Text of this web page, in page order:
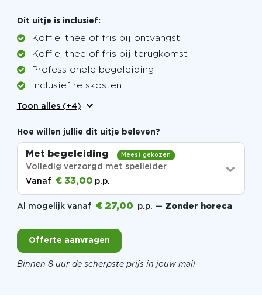
Dit uitje is inclusief:
Koffie, thee of fris bij ontvangst
Koffie, thee of fris bij terugkomst
Professionele begeleiding
Inclusief reiskosten
Toon alles (+4)
Hoe willen jullie dit uitje beleven?
Met begeleiding Meest gekozen
Volledig verzorgd met spelleider
Vanaf € 33,00 p.p.
Al mogelijk vanaf € 27,00 p.p. — Zonder horeca
Offerte aanvragen
Binnen 8 uur de scherpste prijs in jouw mail